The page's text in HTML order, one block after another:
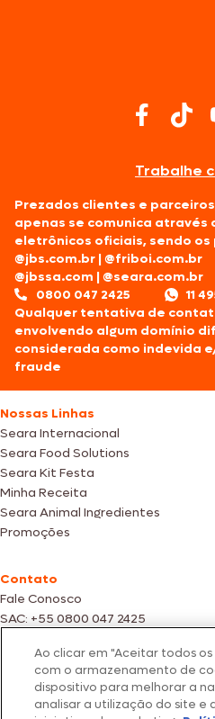
Trabalhe
Prezados clientes e
apenas se comunica através
eletrônicos oficiais, sendo os
@jbs.com.br |@friboi.com.br
@jbssa.com |@seara.com.br
0800 047 2425
11
Qualquer tentativa de
envolvendo algum domínio
considerada como indevida
fraude
Nossas Linhas
Seara Internacional
Seara Food Solutions
Seara Kit Festa
Minha Receita
Seara Animal Ingredientes
Promoções
Contato
Fale Conosco
SAC: +55 0800 047 2425
Fotos meramente ilustrativas |
estoques dos nossos parceiros |
de dados.
Os preços, promoções e condições de
Ao clicar em "Aceitar todos
com o armazenamento de
dispositivo para melhorar a
analisar a utilização do site e